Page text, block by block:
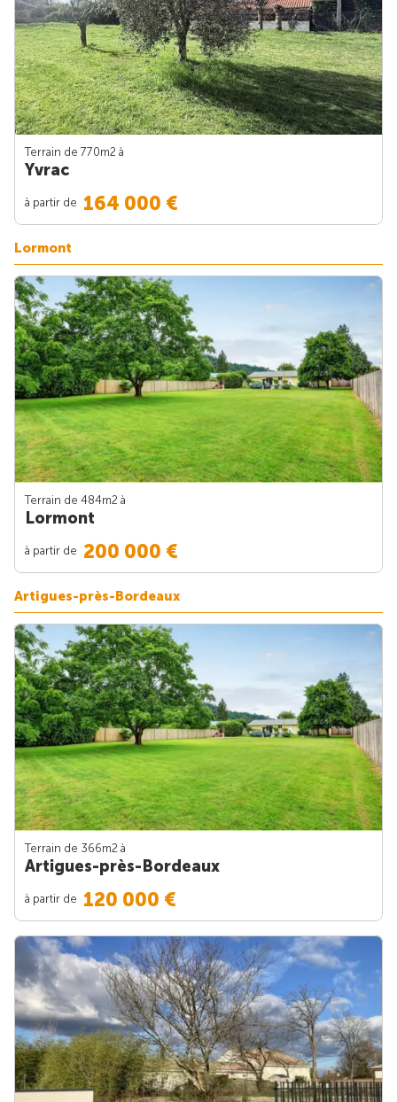
Terrain de 770m2 à
Yvrac
à partir de 164 000 €
Lormont
Terrain de 484m2 à
Lormont
à partir de 200 000 €
Artigues-près-Bordeaux
Terrain de 366m2 à
Artigues-près-Bordeaux
à partir de 120 000 €